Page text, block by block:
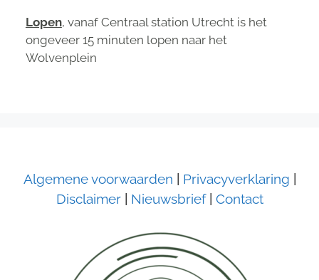
Lopen, vanaf Centraal station Utrecht is het
ongeveer 15 minuten lopen naar het
Wolvenplein
Algemene voorwaarden Privacyverklaring
Disclaimer| Nieuwsbrief| Contact